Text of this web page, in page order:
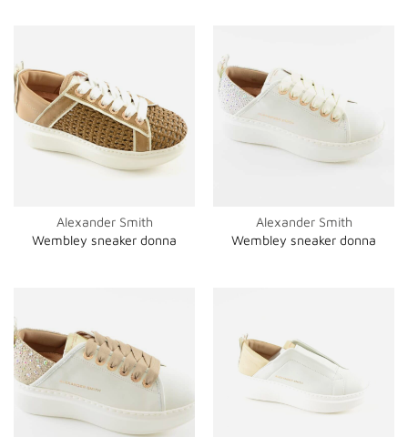
Alexander Smith
Wembley sneaker donna
Alexander Smith
Wembley sneaker donna